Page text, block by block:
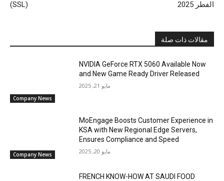
(SSL) الفطر 2025
مقالات ذات صلة
Company News
NVIDIA GeForce RTX 5060 Available Now
and New Game Ready Driver Released
مايو 21, 2025
Company News
MoEngage Boosts Customer Experience in
KSA with New Regional Edge Servers,
Ensures Compliance and Speed
مايو 20, 2025
FRENCH KNOW-HOW AT SAUDI FOOD